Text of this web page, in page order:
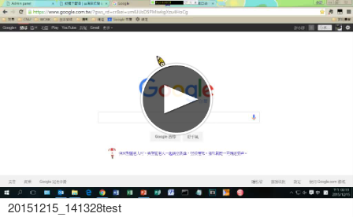
20151215_141328test